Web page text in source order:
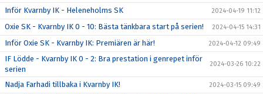
Inför Kvarnby IK - Heleneholms SK 2024-04-19 11:12
Oxie SK - Kvarnby IK 0 - 10: Bästa tänkbara start på serien! 2024-04-15 14:31
Inför Oxie SK - Kvarnby IK: Premiären är här! 2024-04-12 09:49
IF Lödde - Kvarnby IK 0 - 2: Bra prestation i genrepet inför
serien
2024-03-26 10:22
Nadja Farhadi tillbaka i Kvarnby IK! 2024-03-15 09:49